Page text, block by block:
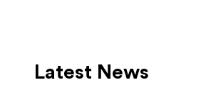
Latest News